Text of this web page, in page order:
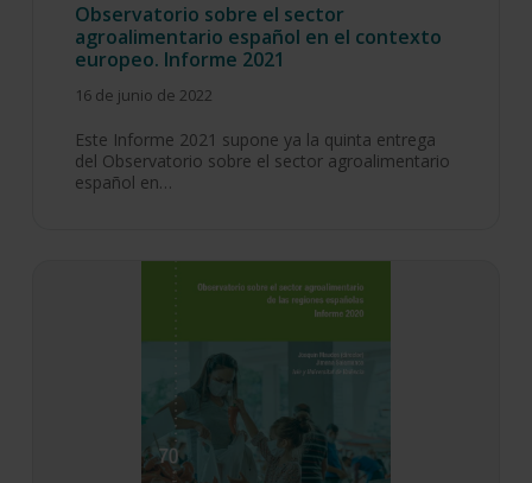
Observatorio sobre el sector
agroalimentario español en el contexto
europeo. Informe 2021
16 de junio de 2022
Este Informe 2021 supone ya la quinta entrega
del Observatorio sobre el sector agroalimentario
español en…